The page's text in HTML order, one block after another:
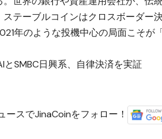
テーブルコインはクロスボーダー
年のような投機中心の局面こそが
SMBC日興系、自律決済を実証
スでJinaCoinをフォロー！